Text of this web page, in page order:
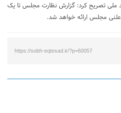
ملی تصریح کرد: گزارش نظارت مجلس تا یک
مجلس ارائه خواهد شد.
https://sobh-eqtesad.ir/?p=60057